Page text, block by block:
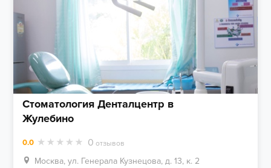
Стоматология Денталцентр в
Жулебино
0.0 0 отзывов
Москва, ул. Генерала Кузнецова, д. 13, к. 2